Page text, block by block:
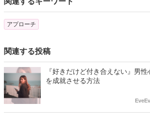
アプローチ
関連する投稿
『好きだけど付き合えない』男
を成就させる方法